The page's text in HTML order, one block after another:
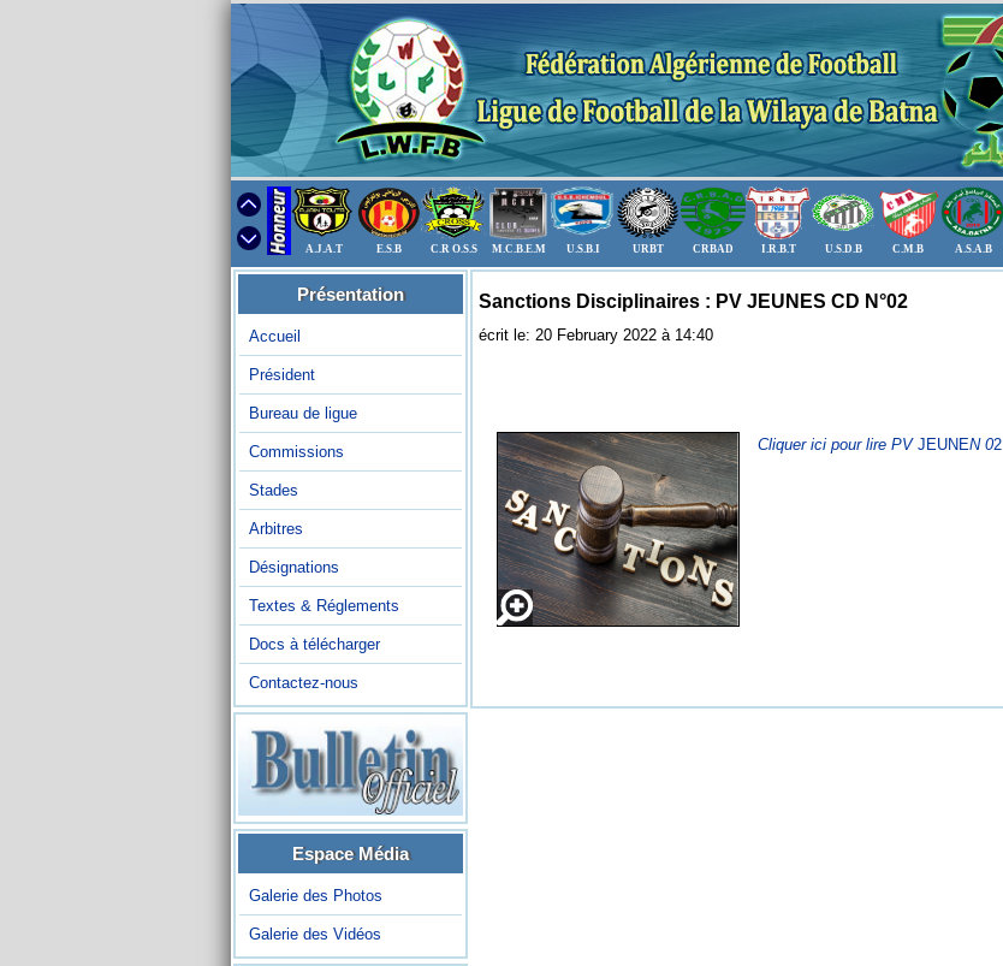
A.J.A.T E.S.B C.R O.S.S M.C.B.E.M U.S.B.I URBT CRBAD I.R.B.T U.S.D.B C.M.B A.S.A.B
Présentation
Accueil
Président
Bureau de ligue
Commissions
Stades
Arbitres
Désignations
Textes & Réglements
Docs à télécharger
Contactez-nous
Espace Média
Galerie des Photos
Galerie des Vidéos
Sanctions Disciplinaires : PV JEUNES CD N°02
écrit le: 20 February 2022 à 14:40
Cliquer ici pour lire PV JEUNEN 02